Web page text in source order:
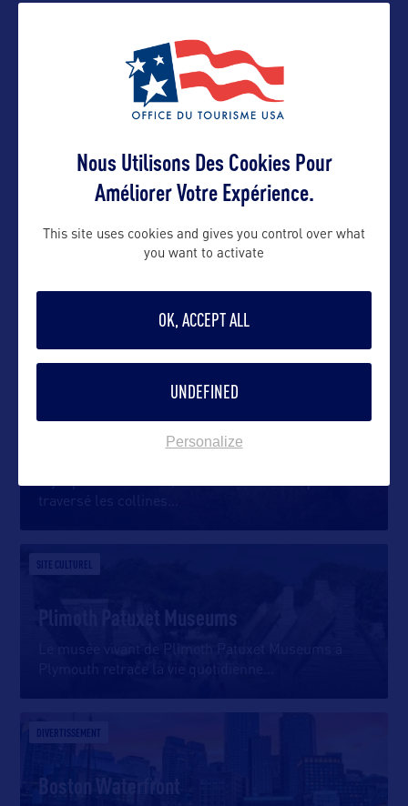
VOIR LE SITE
DANS LA MÊME CATEGORIE
traversé les collines
SITE CULTUREL
Plimoth Patuxet Museums
Le musée vivant de Plimoth Patuxet Museums à
Plymouth retrace la vie quotidienne
DIVERTISSEMENT
Boston Waterfront
Nous Utilisons Des Cookies Pour
Améliorer Votre Expérience.
This site uses cookies and gives you control over what
you want to activate
OK, ACCEPT ALL
UNDEFINED
Personalize